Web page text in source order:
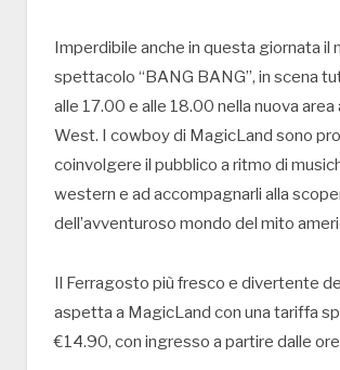
Imperdibile anche in questa giornata il
spettacolo “BANG BANG”, in scena
alle 17.00 e alle 18.00 nella nuova area
West. I cowboy di MagicLand sono
coinvolgere il pubblico a ritmo di
western e ad accompagnarli alla
dell’avventuroso mondo del mito
Il Ferragosto più fresco e divertente
aspetta a MagicLand con una tariffa
€14.90, con ingresso a partire dalle